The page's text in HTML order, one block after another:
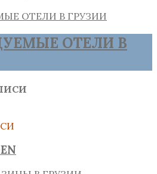
ОТЕЛИ В